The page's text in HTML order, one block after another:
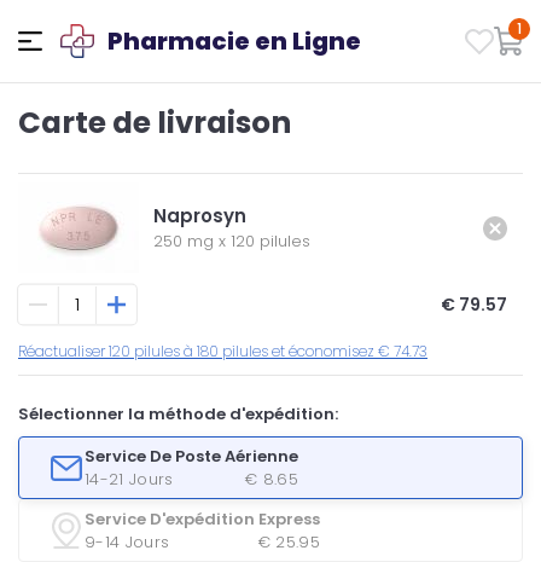
Pharmacie en Ligne 1
Carte de livraison
Naprosyn
250 mg x 120 pilules
€ 79.57
Réactualiser 120 pilules à 180 pilules et économisez € 74.73
Sélectionner la méthode d'expédition:
Service De Poste Aérienne
14-21 Jours
€ 8.65
Service D'expédition Express
9-14 Jours
€ 25.95